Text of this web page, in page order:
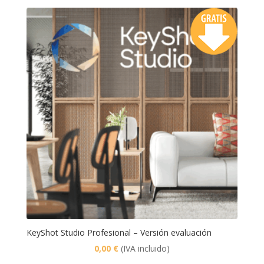
original
363,00 €.
actual
344,85 €.
KeyShot Studio Profesional – Versión evaluación
0,00 € (IVA incluido)